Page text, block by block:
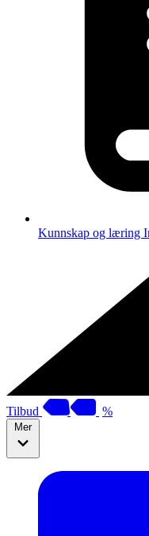
Kunnskap og læring
Tilbud %
Mer